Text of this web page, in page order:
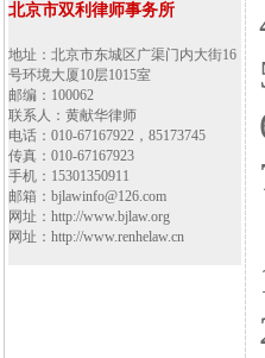
北京市双利律师事务所
地址：北京市东城区广渠门内大街16
号环境大厦10层1015室
邮编：100062
联系人：黄献华律师
电话：010-67167922，85173745
传真：010-67167923
手机：15301350911
邮箱：bjlawinfo@126.com
网址：http://www.bjlaw.org
网址：http://www.renhelaw.cn